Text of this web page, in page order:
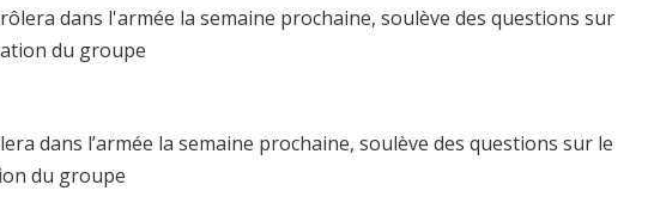
dans l’armée la semaine prochaine, soulève des questions sur le
du groupe